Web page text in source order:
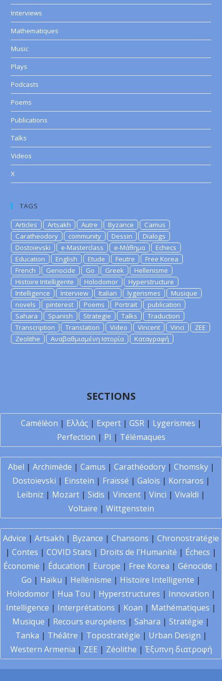
Interviews
Mathematiques
Music
Plays
Podcasts
Poems
Publications
Talks
Videos
X
TAGS
Articles Artsakh Autre Byzance
Camus
Caratheodory
community Dessin
Dialogs
Dostoievski
e-Masterclass e-Μάθημα
Echecs
Education
English Etude Feutre
Free Korea
French
Genocide Go Greek
Hellenisme
Histoire Intelligente
Holodomor
Hyperstructure
Intelligence
Interview Italian lygerismes
Musique
novels
pinterest Poems Portrait
publication
Sahara
Spanish Strategie Talks
Traduction
Transcription
Translation Video Vincent Vinci
ZEE
Zeolithe
Αναβαθμισμένη Ιστορία Καταγραφή
SECTIONS
Caméléon | Ελλάς | Expert| GSR| Lygerismes |
Perfection | PI | Télémaques
Abel | Archimède | Camus | Carathéodory| Chomsky|
Dostoïevski | Einstein | Fraïssé | Galois | Kornaros |
Leibniz | Mozart | Sidis | Vincent | Vinci | Vivaldi |
Voltaire | Wittgenstein
Advice | Artsakh | Byzance | Chansons | Chronostratégie
| Contes | COVID Stats | Droits de l'Humanité | Échecs |
Économie | Éducation | Europe | Free Korea | Génocide |
Go | Haïku | Hellénisme | Histoire Intelligente |
Holodomor | Hua Tou | Hyperstructures | Innovation |
Intelligence | Interprétations | Koan | Mathématiques |
Musique | Recours européens | Sahara | Stratégie |
Tanka | Théâtre | Topostratégie | Urban Design |
Western Armenia | ZEE | Zéolithe | Έξυπνη διατροφή